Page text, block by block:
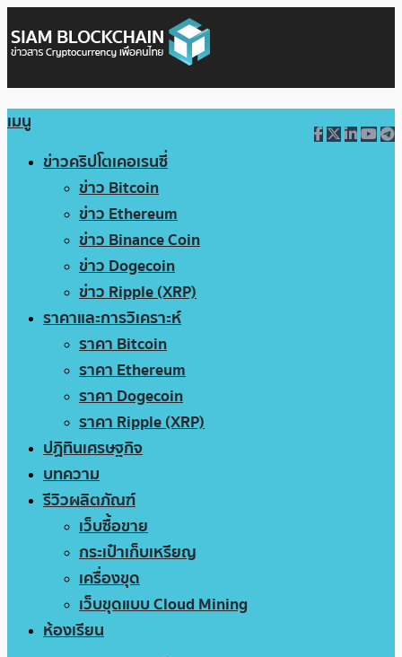
เมนู
ข่าวคริปโตเคอเรนซี่
ข่าว Bitcoin
ข่าว Ethereum
ข่าว Binance Coin
ข่าว Dogecoin
ข่าว Ripple (XRP)
ราคาและการวิเคราะห์
ราคา Bitcoin
ราคา Ethereum
ราคา Dogecoin
ราคา Ripple (XRP)
ปฏิทินเศรษฐกิจ
บทความ
รีวิวผลิตภัณฑ์
เว็บซื้อขาย
กระเป๋าเก็บเหรียญ
เครื่องขุด
เว็บขุดแบบ Cloud Mining
ห้องเรียน